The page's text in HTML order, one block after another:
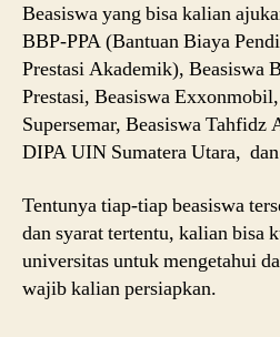
Beasiswa yang bisa kalian
BBP-PPA (Bantuan Biaya
Prestasi Akademik), Beasiswa
Prestasi, Beasiswa
Supersemar, Beasiswa Tahfidz
DIPA UIN Sumatera Utara,
Tentunya tiap-tiap beasiswa
dan syarat tertentu, kalian bisa
universitas untuk mengetahui
wajib kalian persiapkan.